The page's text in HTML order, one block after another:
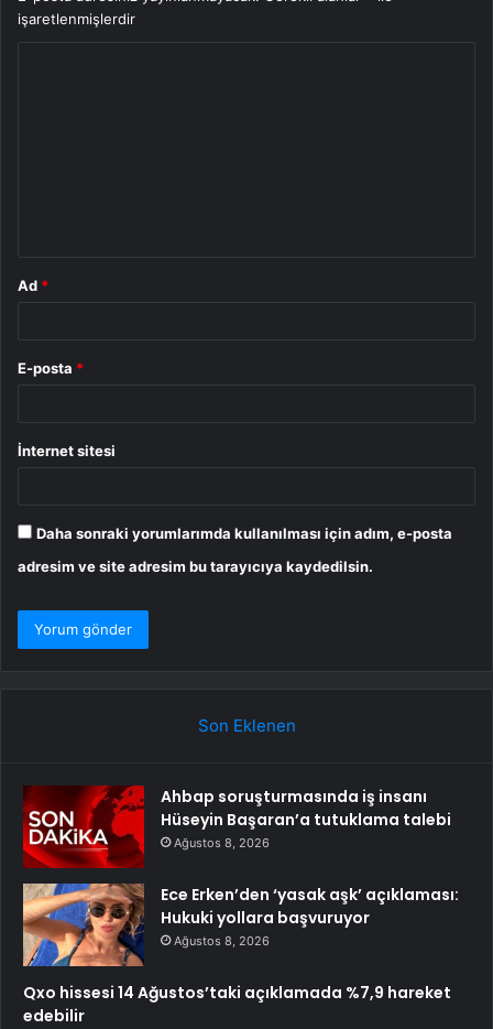
işaretlenmişlerdir
Ad *
E-posta *
İnternet sitesi
Daha sonraki yorumlarımda kullanılması için adım, e-posta
adresim ve site adresim bu tarayıcıya kaydedilsin.
Son Eklenen
Ahbap soruşturmasında iş insanı
Hüseyin Başaran’a tutuklama talebi
Ağustos 8, 2026
Ece Erken’den ‘yasak aşk’ açıklaması:
Hukuki yollara başvuruyor
Ağustos 8, 2026
Qxo hissesi 14 Ağustos’taki açıklamada %7,9 hareket
edebilir